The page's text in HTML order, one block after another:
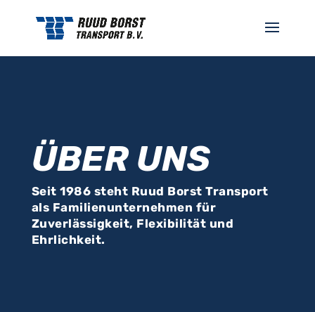
ÜBER UNS
Seit 1986 steht Ruud Borst Transport
als Familienunternehmen für
Zuverlässigkeit, Flexibilität und
Ehrlichkeit.